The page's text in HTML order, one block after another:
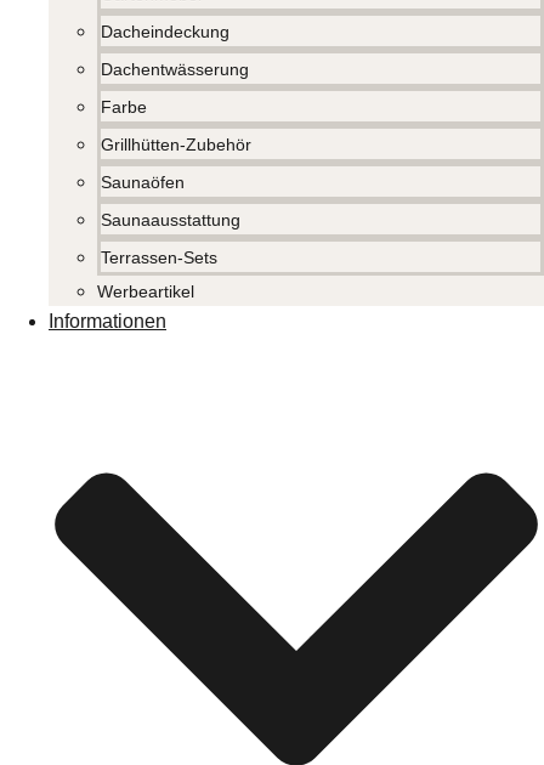
Dacheindeckung
Dachentwässerung
Farbe
Grillhütten-Zubehör
Saunaöfen
Saunaausstattung
Terrassen-Sets
Werbeartikel
Informationen